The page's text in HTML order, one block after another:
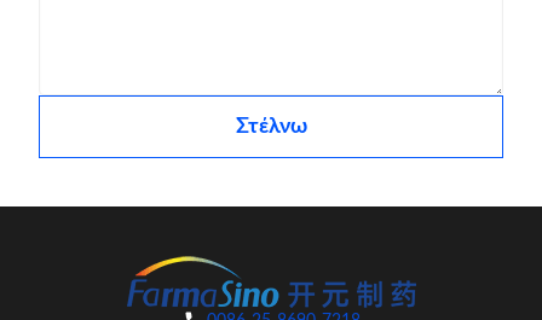
Στέλνω